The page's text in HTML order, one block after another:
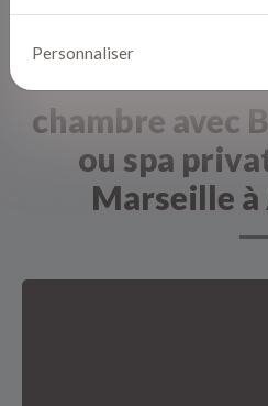
chambre avec
ou spa
Marseille à
Personnaliser